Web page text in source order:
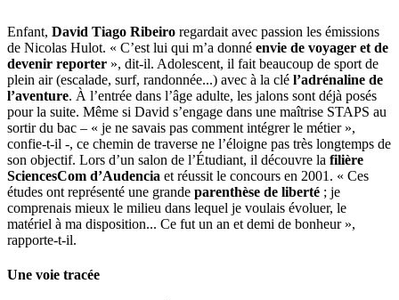
Enfant, David Tiago Ribeiro regardait avec passion les émissions
de Nicolas Hulot. « C’est lui qui m’a donné envie de voyager et de
devenir reporter », dit-il. Adolescent, il fait beaucoup de sport de
plein air (escalade, surf, randonnée...) avec à la clé l’adrénaline de
l’aventure. À l’entrée dans l’âge adulte, les jalons sont déjà posés
pour la suite. Même si David s’engage dans une maîtrise STAPS au
sortir du bac – « je ne savais pas comment intégrer le métier »,
confie-t-il -, ce chemin de traverse ne l’éloigne pas très longtemps de
son objectif. Lors d’un salon de l’Étudiant, il découvre la filière
SciencesCom d’Audencia et réussit le concours en 2001. « Ces
études ont représenté une grande parenthèse de liberté ; je
comprenais mieux le milieu dans lequel je voulais évoluer, le
matériel à ma disposition... Ce fut un an et demi de bonheur »,
rapporte-t-il.
Une voie tracée